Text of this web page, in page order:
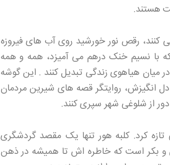
هستند.
رقص نور خورشید روی آب های فیروزه
که با نسیم خنک درهم می آمیزد، همه و همه
میان هیاهوی زندگی تبدیل کنند . این گوشه
انگیزش، روایتگر قصه های شیرین مردمان
از شلوغی شهر سپری کنند.
کرد. کلبه هور تنها یک مقصد گردشگری
و بکر است که خاطره اش تا همیشه در ذهن